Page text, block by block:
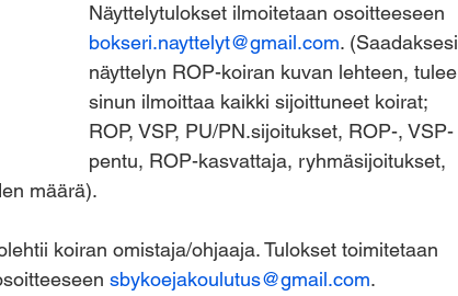
Näyttelytulokset ilmoitetaan osoitteeseen
bokseri.nayttelyt@gmail.com. (Saadaksesi
näyttelyn ROP-koiran kuvan lehteen, tulee
sinun ilmoittaa kaikki sijoittuneet koirat;
ROP, VSP, PU/PN.sijoitukset, ROP-, VSP-
pentu, ROP-kasvattaja, ryhmäsijoitukset,
määrä).
koiran omistaja/ohjaaja. Tulokset toimitetaan
sbykoejakoulutus@gmail.com.